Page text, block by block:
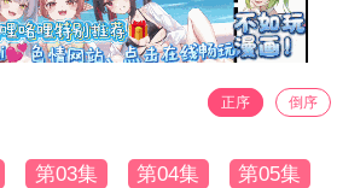
正序 倒序
第03集 第04集 第05集